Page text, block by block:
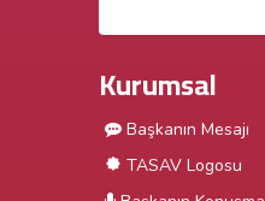
Kurumsal
Başkanın Mesajı
TASAV Logosu